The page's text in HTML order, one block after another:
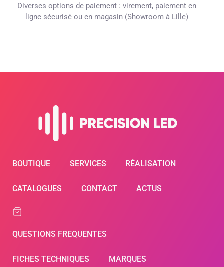
Diverses options de paiement : virement, paiement en
ligne sécurisé ou en magasin (Showroom à Lille)
BOUTIQUE SERVICES RÉALISATION
CATALOGUES CONTACT ACTUS
QUESTIONS FREQUENTES
FICHES TECHNIQUES MARQUES